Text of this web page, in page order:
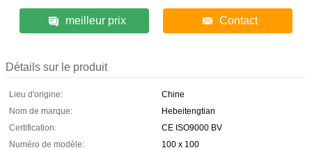
meilleur prix Contact
Détails sur le produit
Lieu d'origine:
Chine
Nom de marque:
Hebeitengtian
Certification:
CE ISO9000 BV
Numéro de modèle:
100 x 100